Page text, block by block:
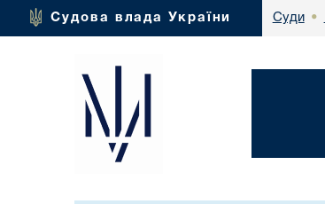
Судова влада України Суди •